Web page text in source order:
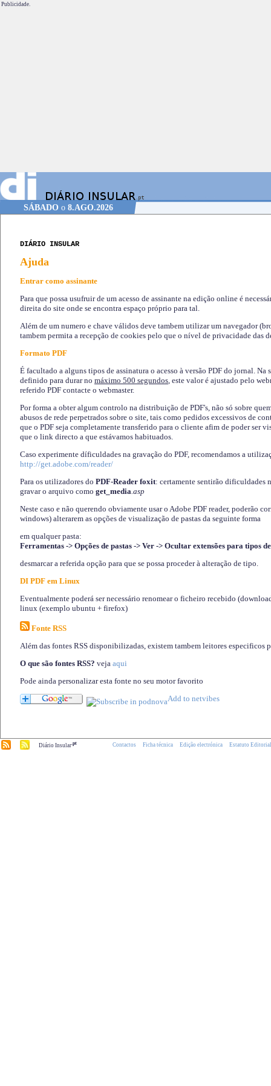
Publicidade.
SÁBADOo 8.AGO.2026
DIÁRIO INSULAR
Ajuda
Entrar como assinante
Para que possa usufruir de um acesso de assinante na edição online é
direita do site onde se encontra espaço próprio para tal.
Além de um numero e chave válidos deve tambem utilizar um navegador
tambem permita a recepção de cookies pelo que o nível de privacidade das
Formato PDF
É facultado a alguns tipos de assinatura o acesso à versão PDF do jornal. Na
definido para durar no máximo 500 segundos, este valor é ajustado pelo
referido PDF contacte o webmaster.
Por forma a obter algum controlo na distribuição de PDF's, não só sobre
abusos de rede perpetrados sobre o site, tais como pedidos excessivos de
que o PDF seja completamente transferido para o cliente afim de poder ser
que o link directo a que estávamos habituados.
Caso experimente díficuldades na gravação do PDF, recomendamos a
http://get.adobe.com/reader/
Para os utilizadores do PDF-Reader foxit: certamente sentirão dificuldades
gravar o arquivo como get_media.asp
Neste caso e não querendo obviamente usar o Adobe PDF reader, poderão
windows) alterarem as opções de visualização de pastas da seguinte forma
em qualquer pasta:
Ferramentas -> Opções de pastas -> Ver -> Ocultar extensões para tipos
desmarcar a referida opção para que se possa proceder à alteração de tipo.
DI PDF em Linux
Eventualmente poderá ser necessário renomear o ficheiro recebido
linux (exemplo ubuntu + firefox)
Fonte RSS
Além das fontes RSS disponibilizadas, existem tambem leitores especificos
O que são fontes RSS? veja aqui
Pode ainda personalizar esta fonte no seu motor favorito
Diário Insular.pt Contactos Ficha técnica Edição electrónica Estatuto Editorial